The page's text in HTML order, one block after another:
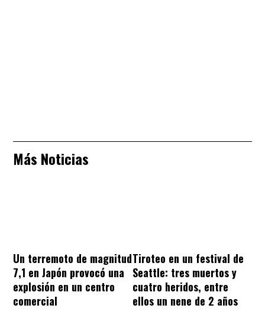
Más Noticias
Un terremoto de magnitud
7,1 en Japón provocó una
explosión en un centro
comercial
Tiroteo en un festival de
Seattle: tres muertos y
cuatro heridos, entre
ellos un nene de 2 años